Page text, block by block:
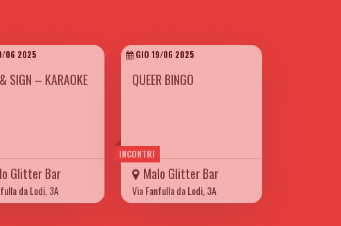
06 2025
SIGN – KARAOKE
Glitter Bar
da Lodi, 3A
INCONTRI
GIO 19/06 2025
QUEER BINGO
Malo Glitter Bar
Via Fanfulla da Lodi, 3A